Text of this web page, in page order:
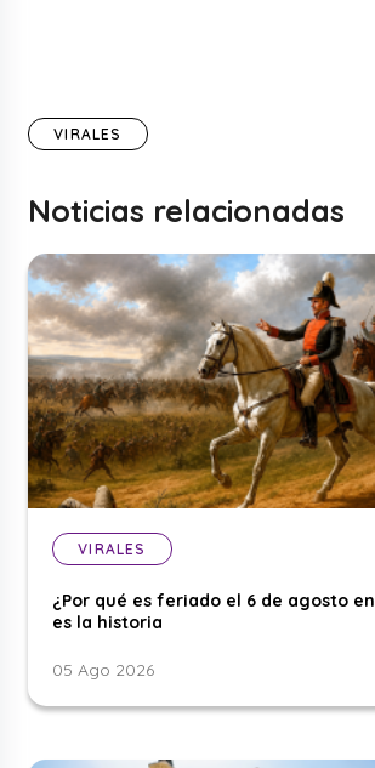
VIRALES
Noticias relacionadas
VIRALES
¿Por qué es feriado el 6 de agosto en
es la historia
05 Ago 2026